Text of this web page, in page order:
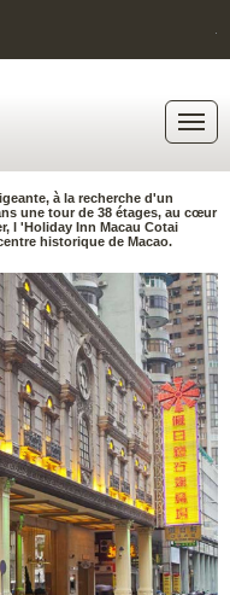
à la recherche d'un
une tour de 38 étages, au cœur
l 'Holiday Inn Macau Cotai
historique de Macao.